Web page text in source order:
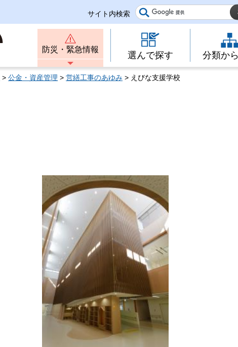
サイト内検索
防災・緊急情報
選んで探す 分類か
> 公金・資産管理 > 営繕工事のあゆみ > えびな支援学校